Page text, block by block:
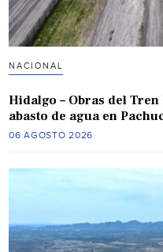
NACIONAL
Hidalgo – Obras del
abasto de agua en
06 AGOSTO 2026